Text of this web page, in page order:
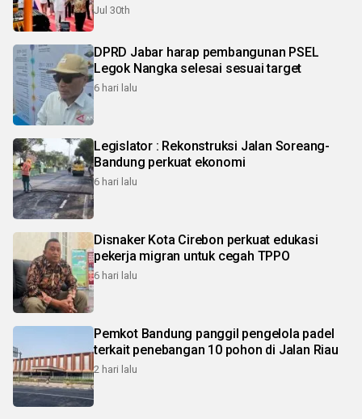
Jul 30th
DPRD Jabar harap pembangunan PSEL
Legok Nangka selesai sesuai target
6 hari lalu
Legislator : Rekonstruksi Jalan Soreang-
Bandung perkuat ekonomi
6 hari lalu
Disnaker Kota Cirebon perkuat edukasi
pekerja migran untuk cegah TPPO
6 hari lalu
Pemkot Bandung panggil pengelola padel
terkait penebangan 10 pohon di Jalan Riau
2 hari lalu